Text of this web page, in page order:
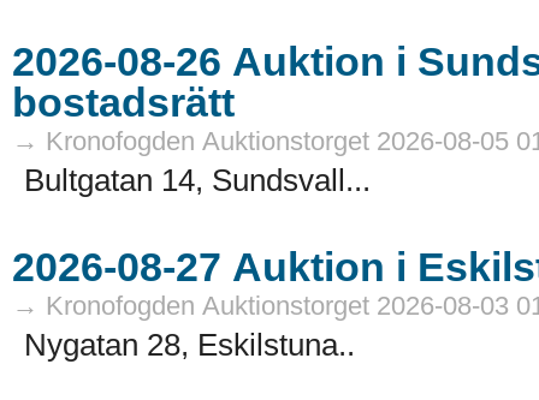
2026-08-26 Auktion i Sundsvall - Fastigheter och
bostadsrätt
→ Kronofogden Auktionstorget 2026-08-05
Bultgatan 14, Sundsvall...
→ Kronofogden Auktionstorget 2026-08-03
Nygatan 28, Eskilstuna..